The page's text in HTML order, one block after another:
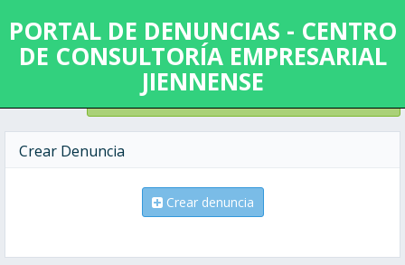
PORTAL DE DENUNCIAS - CENTRO
DE CONSULTORÍA EMPRESARIAL
JIENNENSE
VER PROTOCOLO DEL CANAL DE DENUNCIAS
Crear Denuncia
Crear denuncia